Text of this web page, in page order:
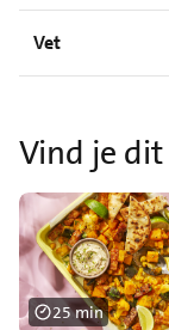
Vet
Vind je dit
25 min